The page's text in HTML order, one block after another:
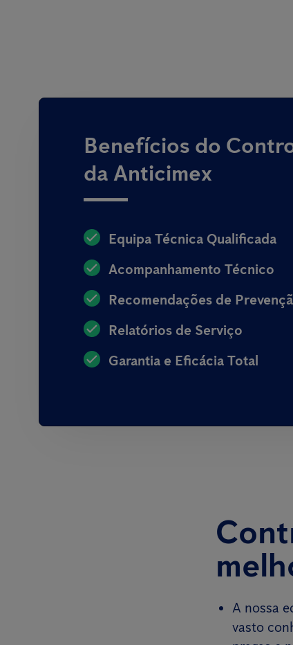
Benefícios do
da Anticimex
Equipa Técnica Qualificada
Acompanhamento Técnico
Recomendações de
Relatórios de Serviço
Garantia e Eficácia Total
A nossa
vasto